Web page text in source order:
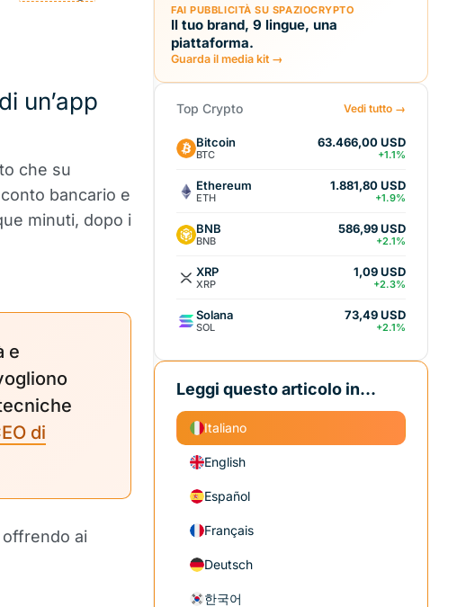
un’app
che su
bancario e
minuti, dopo i
e
di
ai
FAI PUBBLICITÀ SU SPAZIOCRYPTO
Il tuo brand, 9 lingue, una
piattaforma.
Guarda il media kit →
Top Crypto Vedi tutto →
Bitcoin
BTC
63.466,00 USD
+1.1%
Ethereum
ETH
1.881,80 USD
+1.9%
BNB
BNB
586,99 USD
+2.1%
XRP
XRP
1,09 USD
+2.3%
Solana
SOL
73,49 USD
+2.1%
Leggi questo articolo in...
Italiano
English
Español
Français
Deutsch
한국어